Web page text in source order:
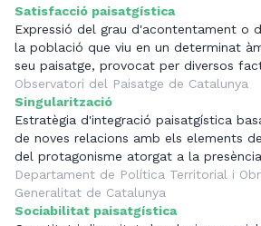
Satisfacció paisatgística
Expressió del grau d'acontentament o
la població que viu en un determinat
seu paisatge, provocat per diversos
Observatori del Paisatge de Catalunya
Singularització
Estratègia d'integració paisatgística
de noves relacions amb els elements
del protagonisme atorgat a la
Departament de Política Territorial i
Generalitat de Catalunya
Sociabilitat paisatgística